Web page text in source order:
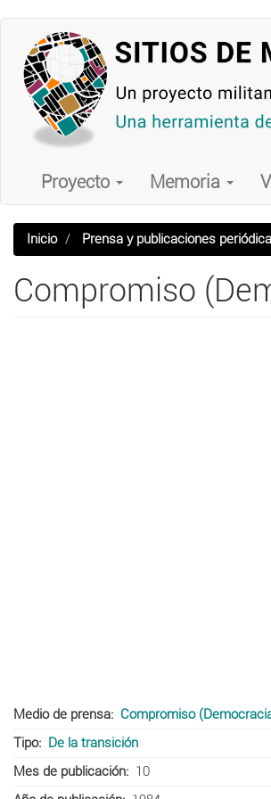
contenido
principal
Main
navigation
Proyecto Memoria
Inicio Prensa y publicaciones
Compromiso
Medio de prensa
Compromiso
Tipo
De la transición
Mes de publicación
10